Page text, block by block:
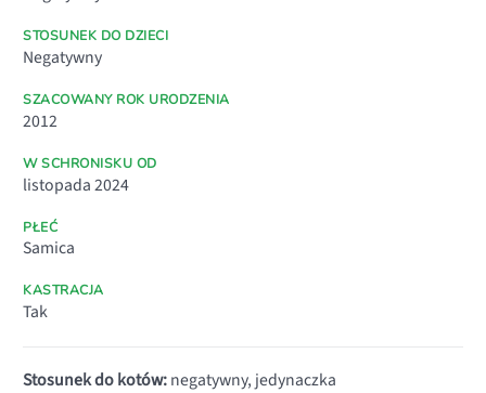
SZACOWANY ROK URODZENIA
2012
W SCHRONISKU OD
listopada 2024
PŁEĆ
Samica
KASTRACJA
Tak
STOSUNEK DO DZIECI
Negatywny
Stosunek do kotów:negatywny, jedynaczka